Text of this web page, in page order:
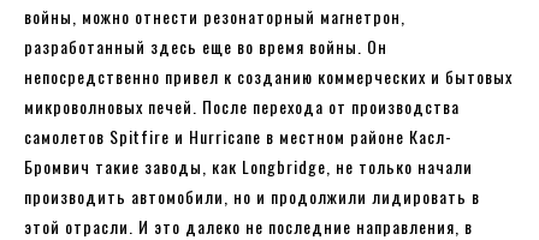
войны, можно отнести резонаторный магнетрон,
разработанный здесь еще во время войны. Он
непосредственно привел к созданию коммерческих и бытовых
микроволновых печей. После перехода от производства
самолетов Spitfire и Hurricane в местном районе Касл-
Бромвич такие заводы, как Longbridge, не только начали
производить автомобили, но и продолжили лидировать в
этой отрасли. И это далеко не последние направления, в